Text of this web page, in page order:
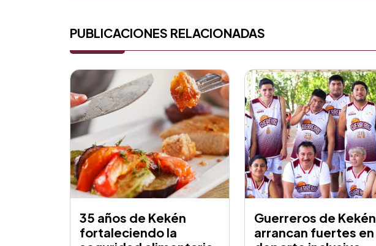
PUBLICACIONES RELACIONADAS
35 años de Kekén
fortaleciendo la
Guerreros de Kekén
arrancan fuertes en